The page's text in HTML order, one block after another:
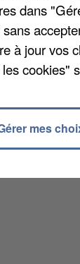
dans
à jour vos
cookies"
mes